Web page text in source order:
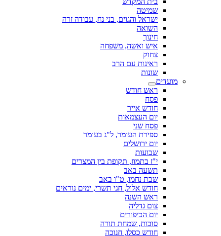
שמיטה
ישראל והגוים, בני נח, עבודה זרה
השואה
חינוך
איש ואשה, משפחה
צחוק
ראינות עם הרב
שונות
מועדים
ראש חודש
פסח
חודש אייר
יום העצמאות
פסח שני
ספירת העומר, ל"ג בעומר
יום ירושלים
שבועות
י"ז בתמוז, תקופת בין המצרים
תשעה באב
שבת נחמו, ט"ו באב
חודש אלול, חגי תשרי, ימים נוראים
ראש השנה
צום גדליה
יום הכיפורים
סוכות, שמחת תורה
חודש כסלו, חנוכה